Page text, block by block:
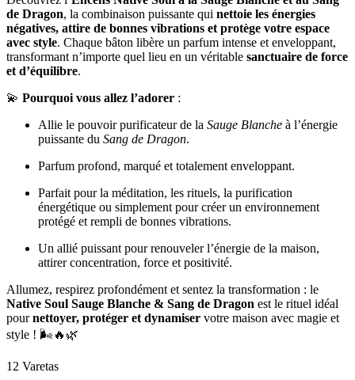
de Dragon, la combinaison puissante qui nettoie les énergies
négatives, attire de bonnes vibrations et protège votre espace
avec style. Chaque bâton libère un parfum intense et enveloppant,
transformant n’importe quel lieu en un véritable sanctuaire de force
et d’équilibre.
💫 Pourquoi vous allez l’adorer :
Allie le pouvoir purificateur de la Sauge Blanche à l’énergie
puissante du Sang de Dragon.
Parfum profond, marqué et totalement enveloppant.
Parfait pour la méditation, les rituels, la purification
énergétique ou simplement pour créer un environnement
protégé et rempli de bonnes vibrations.
Un allié puissant pour renouveler l’énergie de la maison,
attirer concentration, force et positivité.
Allumez, respirez profondément et sentez la transformation : le
Native Soul Sauge Blanche & Sang de Dragon est le rituel idéal
pournettoyer, protéger et dynamiser votre maison avec magie et
style ! 🌬️🔥🌿
12 Varetas